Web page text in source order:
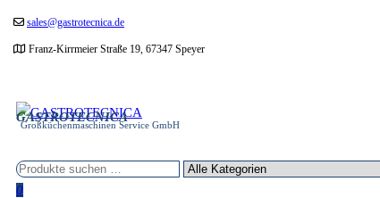
Zumsales@gastrotecnica.de
Franz-Kirrmeier Straße 19, 67347 Speyer
GASTROTECNICA
Großküchenmaschinen Service GmbH
0